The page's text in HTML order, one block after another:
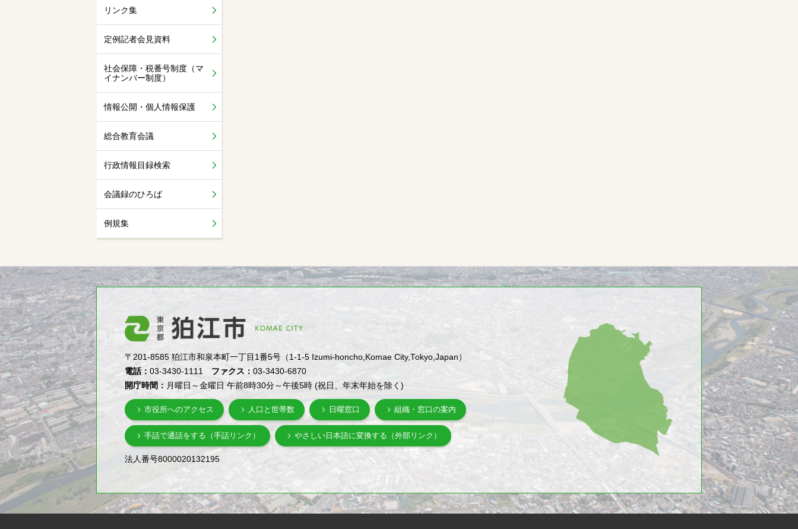
リンク集
定例記者会見資料
社会保障・税番号制度（マ
イナンバー制度）
情報公開・個人情報保護
総合教育会議
行政情報目録検索
会議録のひろば
例規集
〒201-8585 狛江市和泉本町一丁目1番5号（1-1-5 Izumi-honcho,Komae City,Tokyo,Japan）
電話：03-3430-1111 ファクス：03-3430-6870
開庁時間： 月曜日～金曜日 午前8時30分～午後5時 (祝日、年末年始を除く)
市役所へのアクセス 人口と世帯数 日曜窓口 組織・窓口の案内
手話で通話をする（手話リンク） やさしい日本語に変換する（外部リンク）
法人番号8000020132195